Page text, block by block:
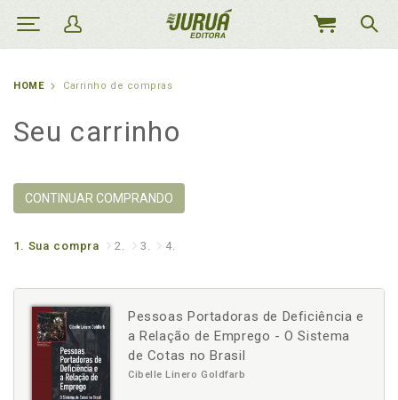
MEU
HOME Carrinho de compras
Seu carrinho
CONTINUAR COMPRANDO
1. Sua compra 2. 3. 4.
Pessoas Portadoras de Deficiência e
a Relação de Emprego - O Sistema
de Cotas no Brasil
Cibelle Linero Goldfarb